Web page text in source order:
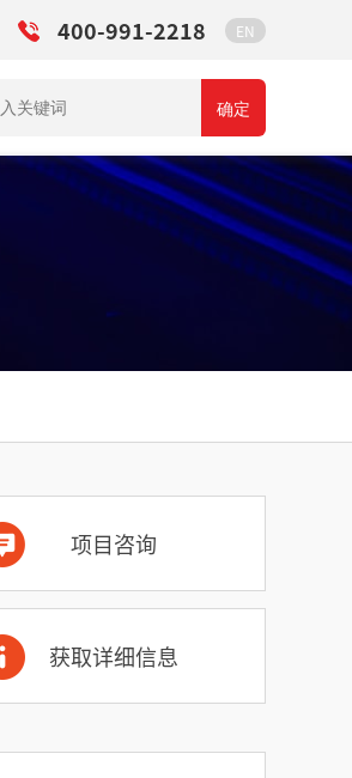
400-991-2218 EN
确定
项目咨询
获取详细信息